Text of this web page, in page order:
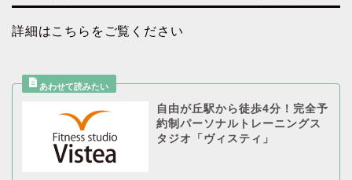
詳細はこちらをご覧ください
自由が丘駅から徒歩4分！完全予
約制パーソナルトレーニングス
タジオ「ヴィスティ」